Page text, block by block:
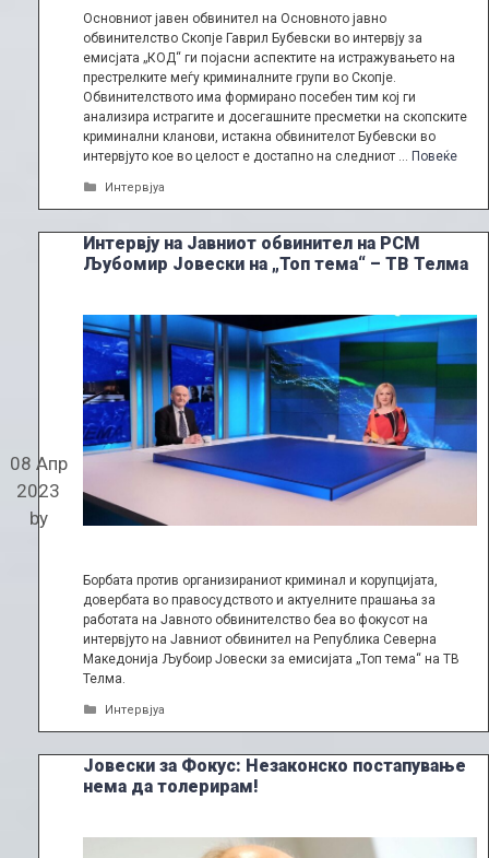
Основниот јавен обвинител на Основното јавно
обвинителство Скопје Гаврил Бубевски во интервју за
емисјата „КОД“ ги појасни аспектите на истражувањето на
престрелките меѓу криминалните групи во Скопје.
Обвинителството има формирано посебен тим кој ги
анализира истрагите и досегашните пресметки на скопските
криминални кланови, истакна обвинителот Бубевски во
интервјуто кое во целост е достапно на следниот … Повеќе
Categories
Интервјуа
Интервју на Јавниот обвинител на РСМ
Љубомир Јовески на „Топ тема“ – ТВ Телма
08 Апр
2023
by
Борбата против организираниот криминал и корупцијата,
довербата во правосудството и актуелните прашања за
работата на Јавното обвинителство беа во фокусот на
интервјуто на Јавниот обвинител на Република Северна
Македонија Љубоир Јовески за емисијата „Топ тема“ на ТВ
Телма.
Categories
Интервјуа
Јовески за Фокус: Незаконско постапување
нема да толерирам!